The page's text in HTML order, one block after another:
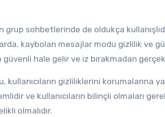
sohbetlerinde de oldukça
kaybolan mesajlar modu gizlilik ve
güvenli hale gelir ve iz bırakmadan
kullanıcıların gizliliklerini korumalarına
ve kullanıcıların bilinçli olmaları
olmalıdır.